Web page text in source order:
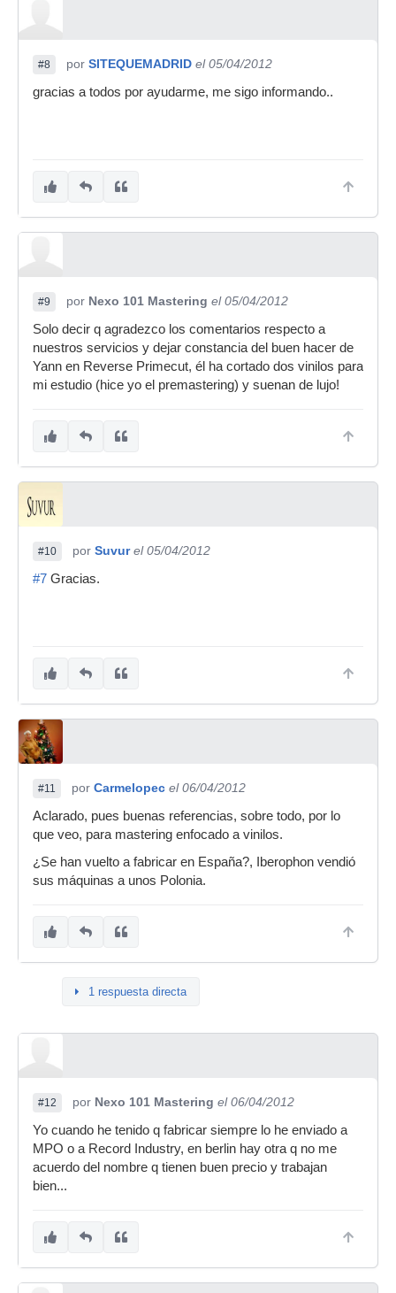
#8 por SITEQUEMADRID el 05/04/2012
gracias a todos por ayudarme, me sigo informando..
#9 por Nexo 101 Mastering el 05/04/2012
Solo decir q agradezco los comentarios respecto a
nuestros servicios y dejar constancia del buen hacer de
Yann en Reverse Primecut, él ha cortado dos vinilos para
mi estudio (hice yo el premastering) y suenan de lujo!
#10 por Suvur el 05/04/2012
#7 Gracias.
#11 por Carmelopec el 06/04/2012
Aclarado, pues buenas referencias, sobre todo, por lo
que veo, para mastering enfocado a vinilos.
¿Se han vuelto a fabricar en España?, Iberophon vendió
sus máquinas a unos Polonia.
1 respuesta directa
#12 por Nexo 101 Mastering el 06/04/2012
Yo cuando he tenido q fabricar siempre lo he enviado a
MPO o a Record Industry, en berlin hay otra q no me
acuerdo del nombre q tienen buen precio y trabajan
bien...